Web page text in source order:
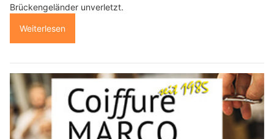
Brückengeländer unverletzt.
Weiterlesen